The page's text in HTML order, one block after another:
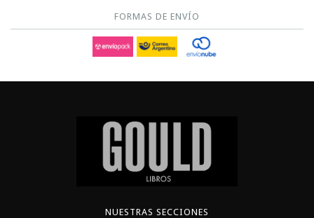
FORMAS DE ENVÍO
NUESTRAS SECCIONES